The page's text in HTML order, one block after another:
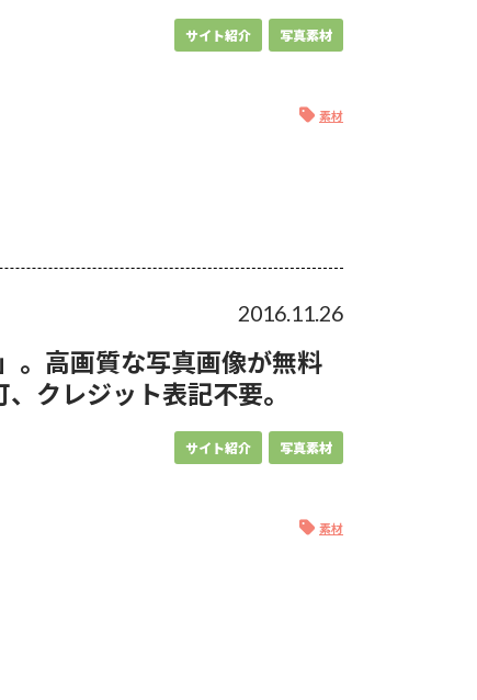
サイト紹介 写真素材
素材
2016.11.26
。高画質な写真画像が無料
クレジット表記不要。
サイト紹介 写真素材
素材